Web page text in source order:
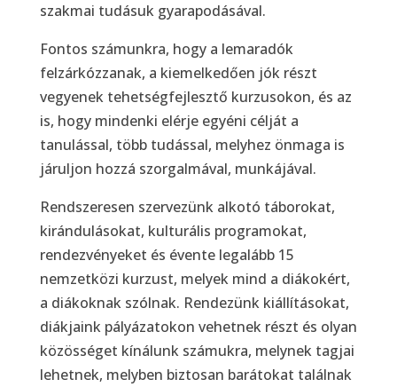
szakmai tudásuk gyarapodásával.
Fontos számunkra, hogy a lemaradók
felzárkózzanak, a kiemelkedően jók részt
vegyenek tehetségfejlesztő kurzusokon, és az
is, hogy mindenki elérje egyéni célját a
tanulással, több tudással, melyhez önmaga is
járuljon hozzá szorgalmával, munkájával.
Rendszeresen szervezünk alkotó táborokat,
kirándulásokat, kulturális programokat,
rendezvényeket és évente legalább 15
nemzetközi kurzust, melyek mind a diákokért,
a diákoknak szólnak. Rendezünk kiállításokat,
diákjaink pályázatokon vehetnek részt és olyan
közösséget kínálunk számukra, melynek tagjai
lehetnek, melyben biztosan barátokat találnak